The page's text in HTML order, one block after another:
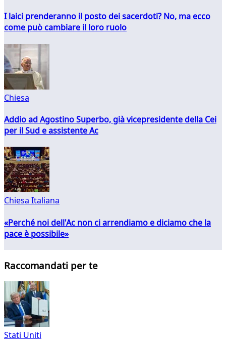
I laici prenderanno il posto dei sacerdoti? No, ma ecco
come può cambiare il loro ruolo
Chiesa
Addio ad Agostino Superbo, già vicepresidente della Cei
per il Sud e assistente Ac
Chiesa Italiana
«Perché noi dell'Ac non ci arrendiamo e diciamo che la
pace è possibile»
Raccomandati per te
Stati Uniti